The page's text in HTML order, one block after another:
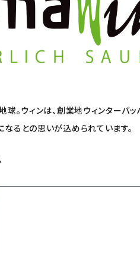
球。ウィンは、創業地ウィンター
るとの思いが込められています。